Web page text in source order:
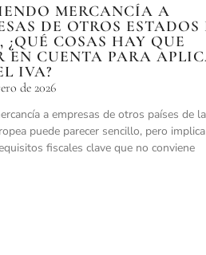
MERCANCÍA A
DE OTROS ESTADOS
¿QUÉ COSAS HAY QUE
EN CUENTA PARA
IVA?
de 2026
a empresas de otros países de la
puede parecer sencillo, pero
fiscales clave que no conviene